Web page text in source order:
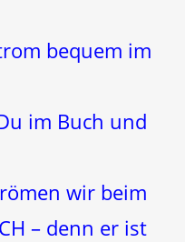
bequem im
im Buch und
wir beim
– denn er ist